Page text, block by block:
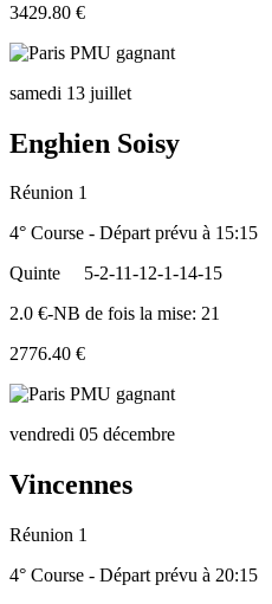
3429.80 €
samedi 13 juillet
Enghien Soisy
Réunion 1
4° Course - Départ prévu à 15:15
Quinte
5-2-11-12-1-14-15
2.0 €-NB de fois la mise: 21
2776.40 €
vendredi 05 décembre
Vincennes
Réunion 1
4° Course - Départ prévu à 20:15